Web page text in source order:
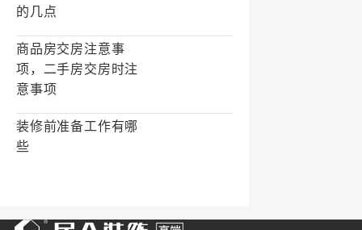
的几点
商品房交房注意事
项，二手房交房时注
意事项
装修前准备工作有哪
些